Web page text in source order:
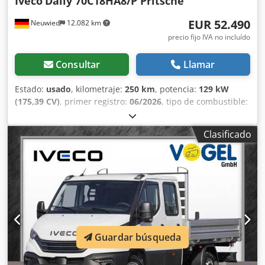
Neuwied 12.082 km EUR 52.490
precio fijo IVA no incluído
Consultar Llamar
Estado: usado, kilometraje: 250 km, potencia: 129 kW
(175,39 CV), primer registro: 06/2026, tipo de combustible:
, tamaño del neumático:
ejes:4x2, distancia entre ejes:4.750 mm, color:blanco,
cabina del conductor:cabina del conductor, tipo de
engranaje:otro, clase de emisión: ninguno,
amortiguación:acero-aire , número de asientos:3, anchura
del espacio de carga:2.240 mm, peso operativo:
Equipamiento:ABS, aire acondicionado, bajo nivel de
ruido, control de crucero, enganche de remolque,
ordenador de a bordo, sistema de navegación
¡Posibilidad de financiación o alquiler después de una
evaluación de solvencia! ¡Consúltenos! Salvo errores y
venta previa. Modelo 2024, distancia entre ejes de 4750
Clasificado
Guardar búsqueda